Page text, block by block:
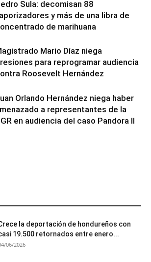
Sula: decomisan 88
y más de una libra de
de marihuana
Mario Díaz niega
para reprogramar audiencia
Roosevelt Hernández
Orlando Hernández niega haber
a representantes de la
en audiencia del caso Pandora II
la deportación de hondureños con
19.500 retornados entre enero...
06/2026